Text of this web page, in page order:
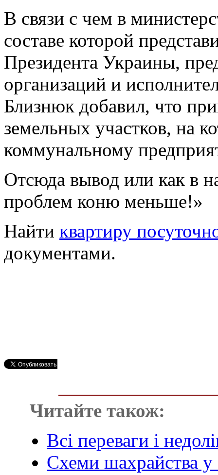
В связи с чем в
составе которой
Президента Украины,
организаций и
Близнюк добавил, что
земельных участков, на
коммунальному
Отсюда вывод или как в
проблем коню меньше!»
Найти квартиру
документами.
Читайте також:
Всі переваги і
Схеми шахрайства у